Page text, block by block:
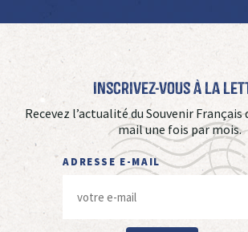
Inscrivez-vous à La
Recevez l’actualité du Souvenir
mail une fois par mois.
ADRESSE E-MAIL